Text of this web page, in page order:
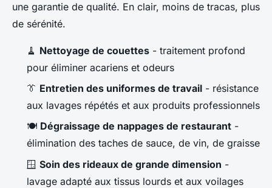
une garantie de qualité. En clair, moins de tracas, plus
de sérénité.
🧹 Nettoyage de couettes - traitement profond
pour éliminer acariens et odeurs
👔 Entretien des uniformes de travail - résistance
aux lavages répétés et aux produits professionnels
🍽️ Dégraissage de nappages de restaurant -
élimination des taches de sauce, de vin, de graisse
🪟 Soin des rideaux de grande dimension -
lavage adapté aux tissus lourds et aux voilages